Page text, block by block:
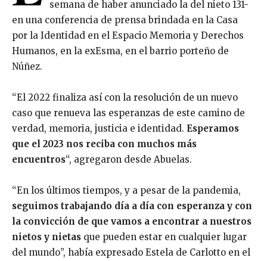
semana de haber anunciado la del nieto 131-
en una conferencia de prensa brindada en la Casa
por la Identidad en el Espacio Memoria y Derechos
Humanos, en la exEsma, en el barrio porteño de
Núñez.
“El 2022 finaliza así con la resolución de un nuevo
caso que renueva las esperanzas de este camino de
verdad, memoria, justicia e identidad. Esperamos
que el 2023 nos reciba con muchos más
encuentros“, agregaron desde Abuelas.
“En los últimos tiempos, y a pesar de la pandemia,
seguimos trabajando día a día con esperanza y con
la convicción de que vamos a encontrar a nuestros
nietos y nietas que pueden estar en cualquier lugar
del mundo”, había expresado Estela de Carlotto en el